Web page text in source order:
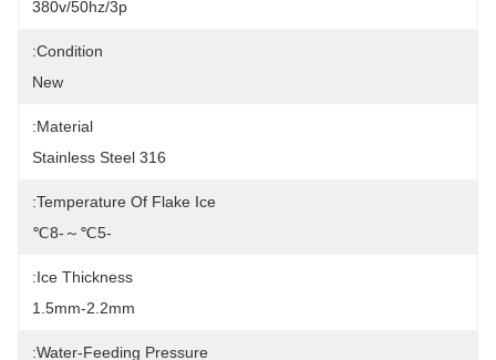
380v/50hz/3p
Condition:
New
Material:
316 Stainless Steel
Temperature Of Flake Ice:
-5℃～-8℃
Ice Thickness:
1.5mm-2.2mm
Water-Feeding Pressure: